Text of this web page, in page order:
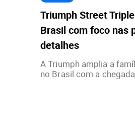
Triumph Street
Brasil com foco nas
detalhes
A Triumph amplia a
no Brasil com a